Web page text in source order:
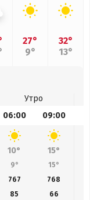
27°
9°
32°
13°
Утро
06:00 09:00
10° 15°
9° 15°
767 768
85 66